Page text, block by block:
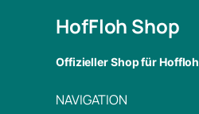
HofFloh Shop
Offizieller Shop für
NAVIGATION